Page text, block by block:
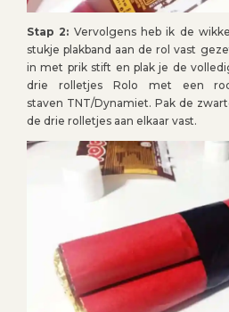
Stap 2: Vervolgens heb ik de
stukje plakband aan de rol vast
in met prik stift en plak je de
drie rolletjes Rolo met een
staven TNT/Dynamiet. Pak de
de drie rolletjes aan elkaar vast.